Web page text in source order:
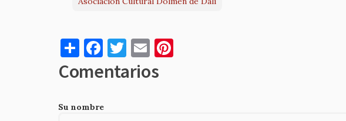
S
h
ar
e
F
a
c
e
T
w
it
E
m
ai
Comentarios
Su nombre